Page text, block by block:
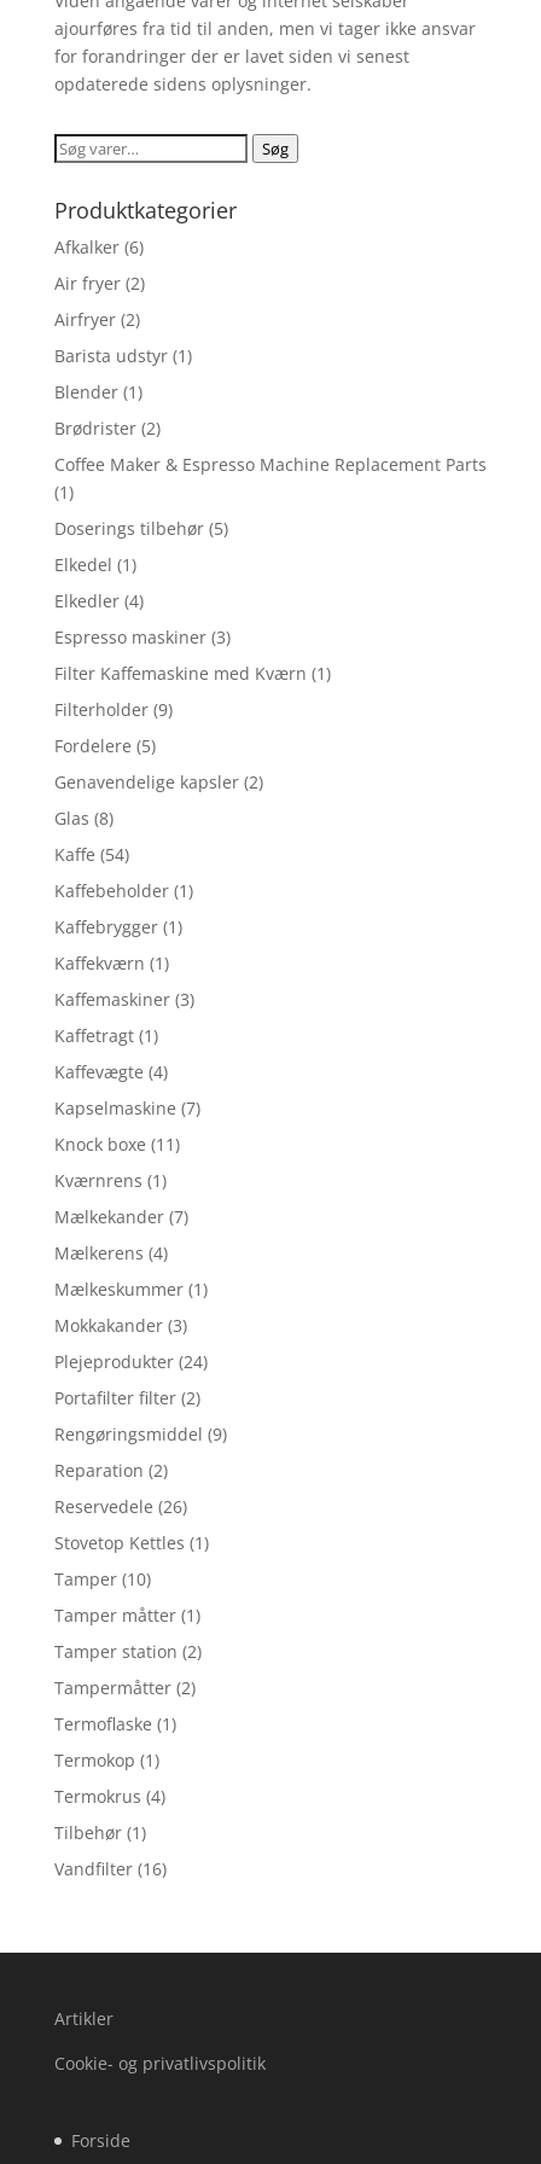
ajourføres fra tid til anden, men vi tager ikke ansvar
for forandringer der er lavet siden vi senest
opdaterede sidens oplysninger.
Søg
Søg
Produktkategorier
Afkalker (6)
Air fryer (2)
Airfryer (2)
Barista udstyr (1)
Blender (1)
Brødrister (2)
Coffee Maker & Espresso Machine Replacement Parts
(1)
Doserings tilbehør (5)
Elkedel (1)
Elkedler (4)
Espresso maskiner (3)
Filter Kaffemaskine med Kværn (1)
Filterholder (9)
Fordelere (5)
Genavendelige kapsler (2)
Glas (8)
Kaffe (54)
Kaffebeholder (1)
Kaffebrygger (1)
Kaffekværn (1)
Kaffemaskiner (3)
Kaffetragt (1)
Kaffevægte (4)
Kapselmaskine (7)
Knock boxe (11)
Kværnrens (1)
Mælkekander (7)
Mælkerens (4)
Mælkeskummer (1)
Mokkakander (3)
Plejeprodukter (24)
Portafilter filter (2)
Rengøringsmiddel (9)
Reparation (2)
Reservedele (26)
Stovetop Kettles (1)
Tamper (10)
Tamper måtter (1)
Tamper station (2)
Tampermåtter (2)
Termoflaske (1)
Termokop (1)
Termokrus (4)
Tilbehør (1)
Vandfilter (16)
Artikler
Cookie- og privatlivspolitik
Forside